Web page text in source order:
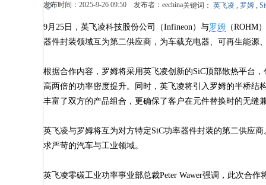
发布时间：2025-9-26 09:50 发布者： eechina关键词： 英飞凌 , 罗姆 ,
9月25日，英飞凌科技股份公司（Infineon）与罗姆 （ROHM
器件封装领域互为第二供应商，为车载充电器、可再生能
根据合作内容，罗姆将采用英飞凌创新的SiC顶部散热平台
高两倍的功率密度提升。同时，英飞凌将引入罗姆的半桥结
丰富了双方的产品组合，更确保了客户在元件替换时的无缝
英飞凌与罗姆将互为对方特定SiC功率器件封装的第二供应
求严苛的汽车与工业领域。
英飞凌零碳工业功率事业部总裁Peter Wawer强调，此次合